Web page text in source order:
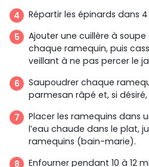
Répartir les épinards dans
Ajouter une cuillère à
chaque ramequin, puis
veillant à ne pas percer le
Saupoudrer chaque
parmesan râpé et, si
Placer les ramequins dans
l’eau chaude dans le plat,
ramequins (bain-marie).
Enfourner pendant 10 à 12